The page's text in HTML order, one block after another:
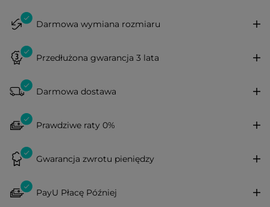
Darmowa wymiana rozmiaru
Przedłużona gwarancja 3 lata
Darmowa dostawa
Prawdziwe raty 0%
Gwarancja zwrotu pieniędzy
PayU Płacę Później